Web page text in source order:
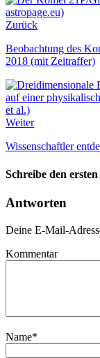
Zurück
Beobachtung des
2018 (mit Zeitraffer)
Weiter
Wissenschaftler
Schreibe den
Antworten
Deine E-Mail-
Kommentar
Name*